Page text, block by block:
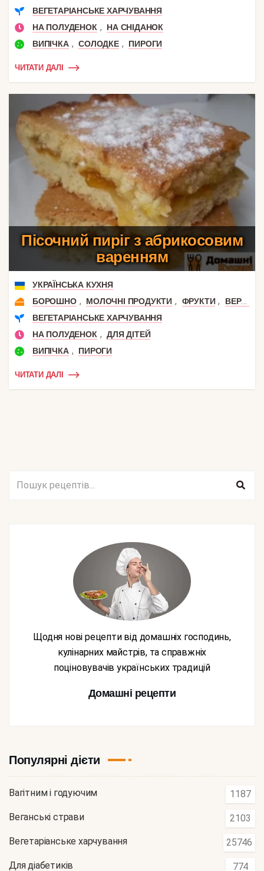
ВЕГЕТАРІАНСЬКЕ ХАРЧУВАННЯ
НА ПОЛУДЕНОК ,
НА СНІДАНОК
ВИПІЧКА , СОЛОДКЕ , ПИРОГИ
ЧИТАТИ ДАЛІ
Пісочний пиріг з абрикосовим
варенням
УКРАЇНСЬКА КУХНЯ
БОРОШНО , МОЛОЧНІ ПРОДУКТИ , ФРУКТИ ,
ВЕРШКОВЕ МАСЛО
ВЕГЕТАРІАНСЬКЕ ХАРЧУВАННЯ
НА ПОЛУДЕНОК , ДЛЯ ДІТЕЙ
ВИПІЧКА , ПИРОГИ
ЧИТАТИ ДАЛІ
Щодня нові рецепти від домашніх господинь,
кулінарних майстрів, та справжніх
поціновувачів українських традицій
Домашні рецепти
Популярні дієти
Вагітним і годуючим 1187
Веганські страви 2103
Вегетаріанське харчування 25746
Для діабетиків 774